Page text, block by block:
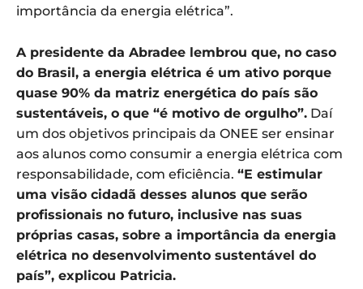
importância da energia elétrica”.
A presidente da Abradee lembrou que, no caso
do Brasil, a energia elétrica é um ativo porque
quase 90% da matriz energética do país são
sustentáveis, o que “é motivo de orgulho”. Daí
um dos objetivos principais da ONEE ser ensinar
aos alunos como consumir a energia elétrica com
responsabilidade, com eficiência. “E estimular
uma visão cidadã desses alunos que serão
profissionais no futuro, inclusive nas suas
próprias casas, sobre a importância da energia
elétrica no desenvolvimento sustentável do
país”, explicou Patricia.